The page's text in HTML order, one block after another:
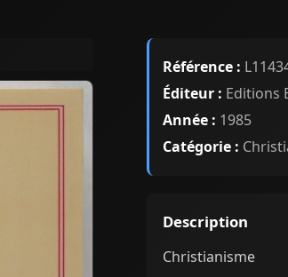
Référence :
Éditeur : Editions
Année : 1985
Catégorie :
Description
Christianisme